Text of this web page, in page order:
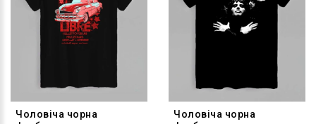
Чоловіча чорна
Чоловіча чорна